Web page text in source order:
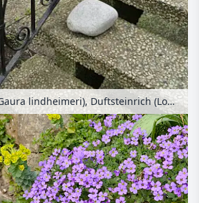
Aster, Prachtkerze (Gaura lindheimeri), Duftsteinrich (Lobularia maritima), Margerite (Leucanthemum) und Elfenspiegel (Nemesia)